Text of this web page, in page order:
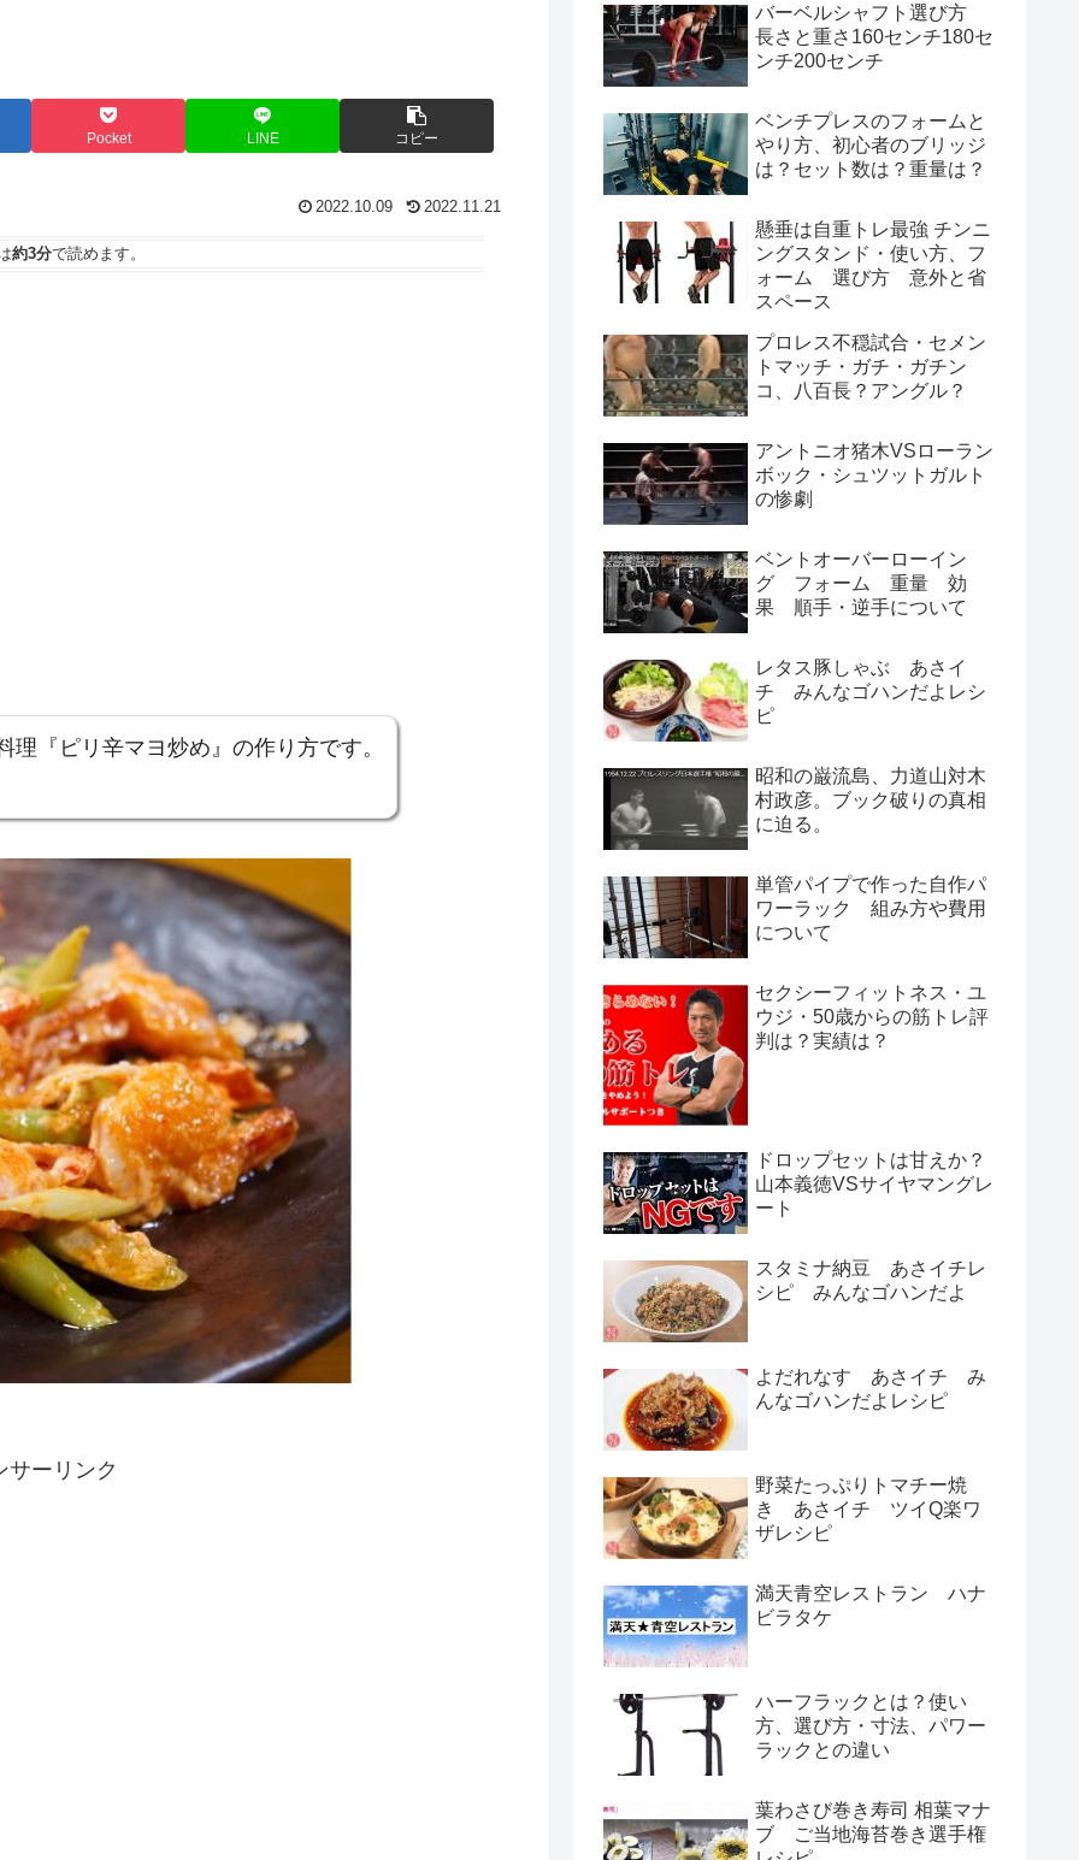
Pocket LINE コピー
2022.10.09 2022.11.21
約3分で読めます。
『ピリ辛マヨ炒め』の作り方です。
サーリンク
バーベルシャフト選び方
長さと重さ160センチ180セ
ンチ200センチ
ベンチプレスのフォームと
やり方、初心者のブリッジ
は？セット数は？重量は？
懸垂は自重トレ最強 チンニ
ングスタンド・使い方、フ
ォーム 選び方 意外と省
スペース
プロレス不穏試合・セメン
トマッチ・ガチ・ガチン
コ、八百長？アングル？
アントニオ猪木VSローラン
ボック・シュツットガルト
の惨劇
ベントオーバーローイン
グ フォーム 重量 効
果 順手・逆手について
レタス豚しゃぶ あさイ
チ みんなゴハンだよレシ
ピ
昭和の巌流島、力道山対木
村政彦。ブック破りの真相
に迫る。
単管パイプで作った自作パ
ワーラック 組み方や費用
について
セクシーフィットネス・ユ
ウジ・50歳からの筋トレ評
判は？実績は？
ドロップセットは甘えか？
山本義徳VSサイヤマングレ
ート
スタミナ納豆 あさイチレ
シピ みんなゴハンだよ
よだれなす あさイチ み
んなゴハンだよレシピ
野菜たっぷりトマチー焼
き あさイチ ツイQ楽ワ
ザレシピ
満天青空レストラン ハナ
ビラタケ
ハーフラックとは？使い
方、選び方・寸法、パワー
ラックとの違い
葉わさび巻き寿司 相葉マナ
ブ ご当地海苔巻き選手権